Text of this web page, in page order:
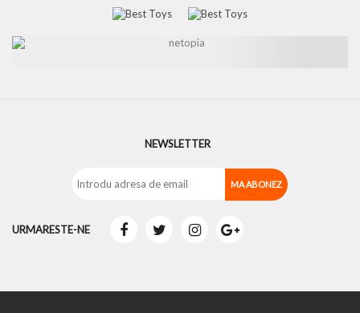
NEWSLETTER
URMARESTE-NE